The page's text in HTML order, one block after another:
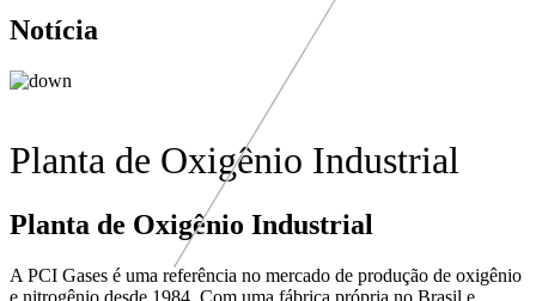
Notícia
Planta de Oxigênio Industrial
Planta de Oxigênio Industrial
A PCI Gases é uma referência no mercado de produção de oxigênio
e nitrogênio desde 1984. Com uma fábrica própria no Brasil e